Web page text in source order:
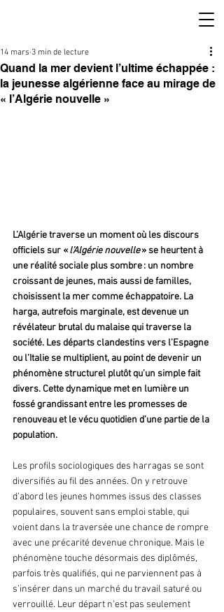
Quand la mer devient l’ultime échappée :
la jeunesse algérienne face au mirage de
« l’Algérie nouvelle »
14 mars 3 min de lecture
L’Algérie traverse un moment où les discours
officiels sur « l’Algérie nouvelle » se heurtent à
une réalité sociale plus sombre : un nombre
croissant de jeunes, mais aussi de familles,
choisissent la mer comme échappatoire. La
harga, autrefois marginale, est devenue un
révélateur brutal du malaise qui traverse la
société. Les départs clandestins vers l’Espagne
ou l’Italie se multiplient, au point de devenir un
phénomène structurel plutôt qu’un simple fait
divers. Cette dynamique met en lumière un
fossé grandissant entre les promesses de
renouveau et le vécu quotidien d’une partie de la
population.
Les profils sociologiques des harragas se sont
diversifiés au fil des années. On y retrouve
d’abord les jeunes hommes issus des classes
populaires, souvent sans emploi stable, qui
voient dans la traversée une chance de rompre
avec une précarité devenue chronique. Mais le
phénomène touche désormais des diplômés,
parfois très qualifiés, qui ne parviennent pas à
s’insérer dans un marché du travail saturé ou
verrouillé. Leur départ n’est pas seulement